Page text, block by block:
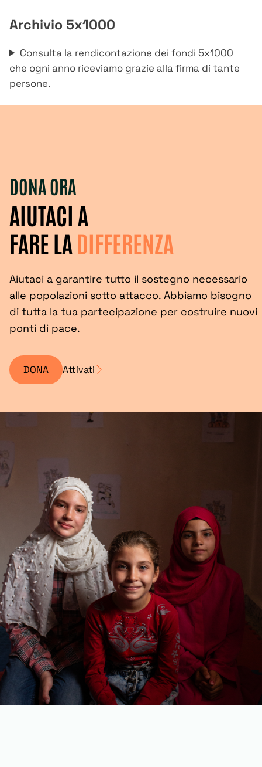
Archivio 5x1000
Consulta la rendicontazione dei fondi 5x1000
che ogni anno riceviamo grazie alla firma di tante
persone.
DONA ORA
AIUTACI A
FARE LADIFFERENZA
Aiutaci a garantire tutto il sostegno necessario
alle popolazioni sotto attacco. Abbiamo bisogno
di tutta la tua partecipazione per costruire nuovi
ponti di pace.
DONA Attivati